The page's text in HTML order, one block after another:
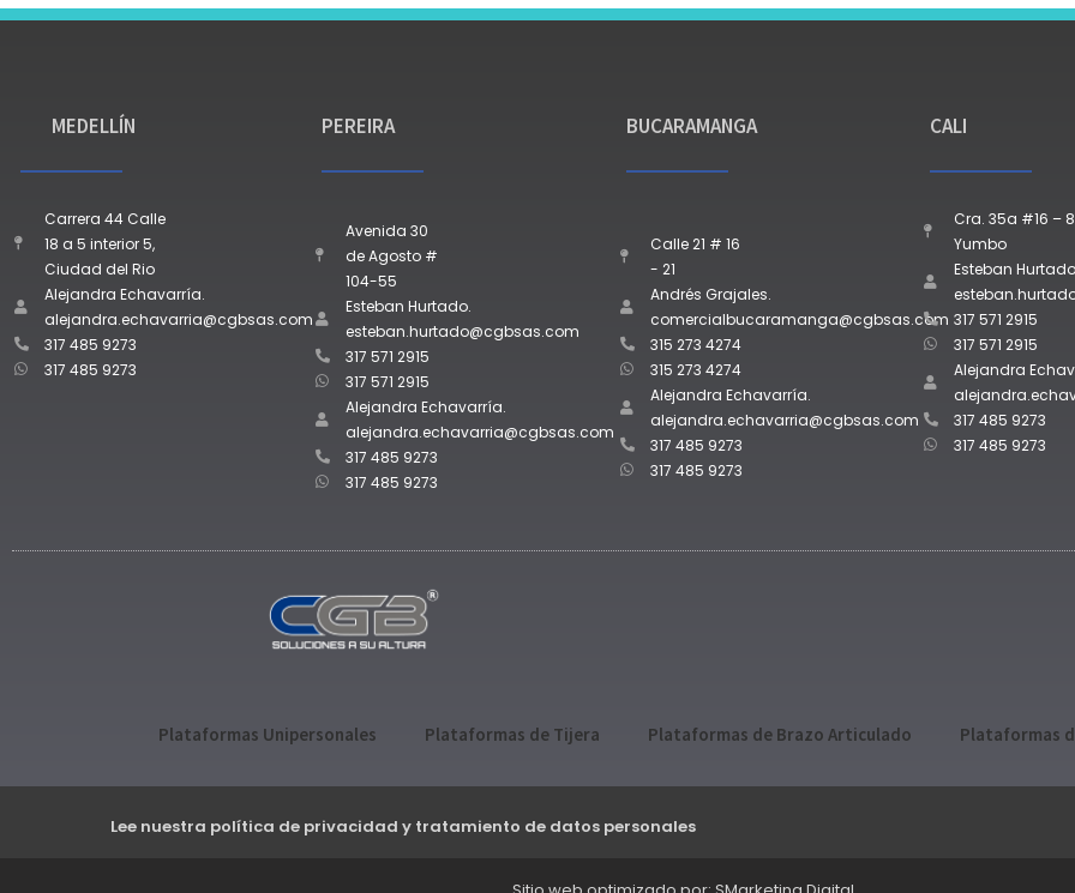
MEDELLÍN
Carrera 44 Calle
18 a 5 interior 5,
Ciudad del Rio
Alejandra Echavarría.
alejandra.echavarria@cgbsas.com
317 485 9273
317 485 9273
PEREIRA
Avenida 30
de Agosto #
104-55
Esteban Hurtado.
esteban.hurtado@cgbsas.com
317 571 2915
317 571 2915
Alejandra Echavarría.
alejandra.echavarria@cgbsas.com
317 485 9273
317 485 9273
BUCARAMANGA
Calle 21 # 16
- 21
Andrés Grajales.
comercialbucaramanga@cgbsas.com
315 273 4274
315 273 4274
Alejandra Echavarría.
alejandra.echavarria@cgbsas.com
317 485 9273
317 485 9273
CALI
Cra. 35a #16 –
Yumbo
Esteban
317 571 2915
317 571 2915
Alejandra
317 485 9273
317 485 9273
Plataformas Unipersonales Plataformas de Tijera Plataformas de Brazo Articulado Plataformas
Lee nuestra política de privacidad y tratamiento de datos personales